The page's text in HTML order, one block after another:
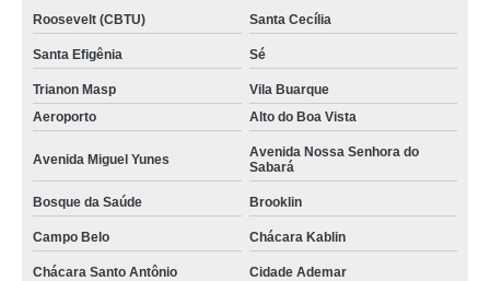
Roosevelt (CBTU) Santa Cecília
Santa Efigênia Sé
Trianon Masp
Vila Buarque
Aeroporto
Alto do Boa Vista
Avenida Miguel Yunes
Avenida Nossa Senhora do
Sabará
Bosque da Saúde Brooklin
Campo Belo Chácara Kablin
Chácara Santo Antônio Cidade Ademar